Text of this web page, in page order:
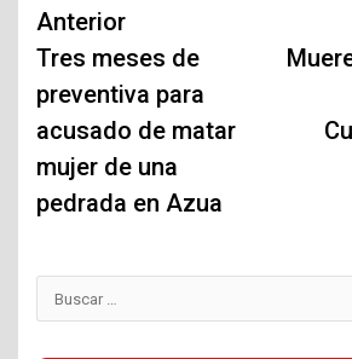
Navegación
de
entradas
Anterior
Tres meses de
preventiva para
acusado de matar
mujer de una
pedrada en Azua
Buscar: